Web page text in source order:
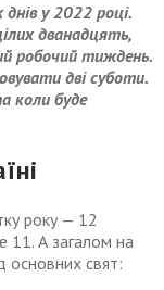
у 2022 році.
дванадцять,
робочий тиждень.
дві суботи.
коли буде
року — 12
11. А загалом на
основних свят: